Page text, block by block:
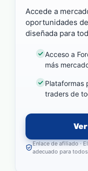
Accede a
oportunidades
diseñada para
Acceso a
más
Plataformas
traders de
Enlace de afiliado ·
adecuado para